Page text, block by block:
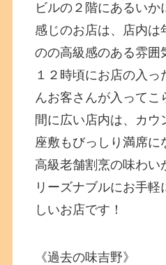
ビルの２階にあるいか
感じのお店は、店内は
のの高級感のある雰囲
１２時頃にお店の入
んお客さんが入ってこ
間に広い店内は、カウ
座敷もびっしり満席に
高級老舗割烹の味わい
リーズナブルにお手軽
しいお店です！
《過去の味吉野》